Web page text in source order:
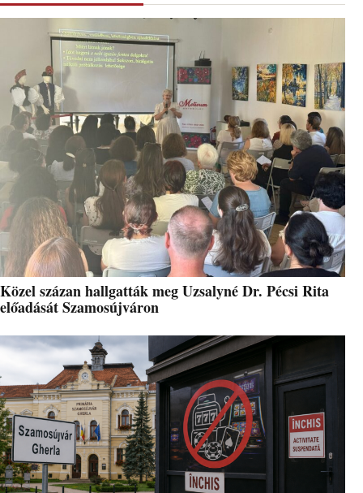
Közel százan hallgatták meg Uzsalyné Dr. Pécsi Rita
előadását Szamosújváron